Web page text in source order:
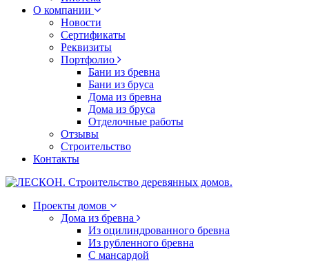
О компании
Новости
Сертификаты
Реквизиты
Портфолио
Бани из бревна
Бани из бруса
Дома из бревна
Дома из бруса
Отделочные работы
Отзывы
Строительство
Контакты
Проекты домов
Дома из бревна
Из оцилиндрованного бревна
Из рубленного бревна
С мансардой